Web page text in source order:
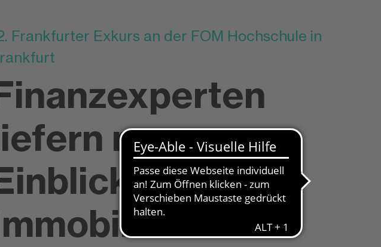
Frankfurter Exkurs an der FOM Hochschule in
neue
in den